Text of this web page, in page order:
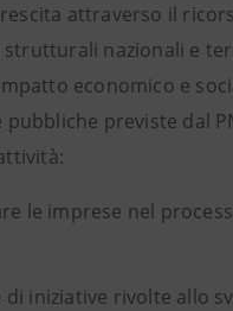
attraverso il
nazionali e
economico e
pubbliche previste dal
le imprese nel
di iniziative rivolte allo